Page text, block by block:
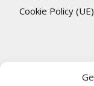
Cookie Policy (UE)